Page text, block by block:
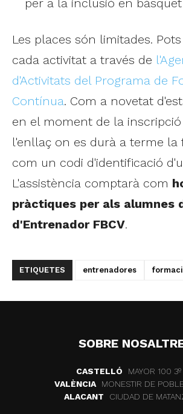
per a la inclusió en bàsquet
Les places són limitades.
cada activitat a través de
d'Activitats del Programa de
Contínua. Com a novetat
en el moment de la
l'enllaç on es durà a terme la
com un codi d'identificació
L'assistència comptarà com
pràctiques per als alumnes
d'Entrenador FBCV.
ETIQUETES entrenadores
SOBRE
CASTELLÓ
MAYOR 100 3º
VALÈNCIA
MONESTIR DE
ALACANT
CIUDAD DE